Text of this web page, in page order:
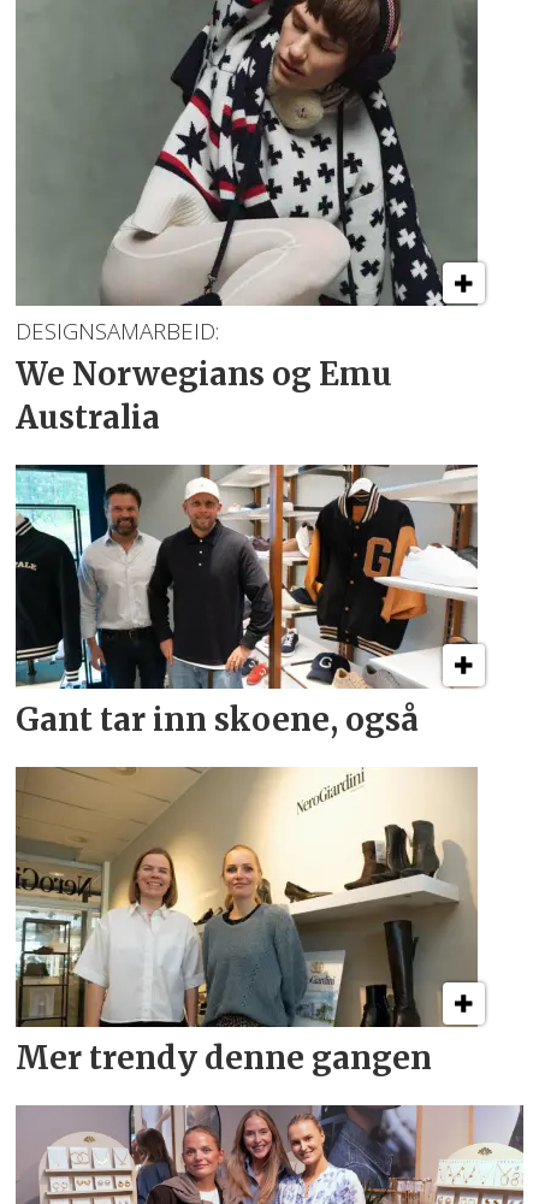
DESIGNSAMARBEID:
We Norwegians og Emu
Australia
Gant tar inn skoene, også
Mer trendy denne gangen